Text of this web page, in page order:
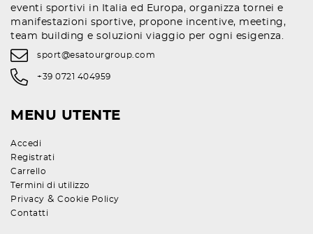
eventi sportivi in Italia ed Europa, organizza tornei e
manifestazioni sportive, propone incentive, meeting,
team building e soluzioni viaggio per ogni esigenza.
sport@esatourgroup.com
+39 0721 404959
MENU UTENTE
Accedi
Registrati
Carrello
Termini di utilizzo
Privacy & Cookie Policy
Contatti